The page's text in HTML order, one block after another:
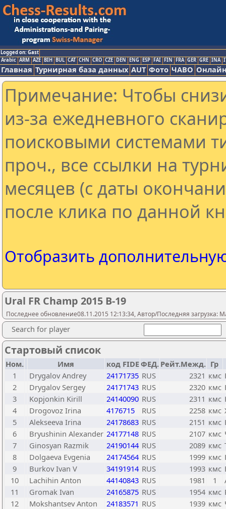
Logged on: Gast
Arabic ARM AZE BIH BUL CAT CHN CRO CZE DEN ENG ESP FAI FIN FRA GER GRE INA
Главная Турнирная база данных AUT Фото ЧАВО
Примечание: Чтобы
из-за ежедневного
поисковыми системами
проч., все ссылки на
месяцев (с даты
после клика по данной
Отобразить
Ural FR Champ 2015 B-19
Последнее обновление08.11.2015 12:13:34, Автор/Последняя загрузка:
Search for player
Стартовый список
Ном. Имя код FIDEФЕД. Рейт.Межд. Гр
1
Drygalov Andrey 24171735 RUS 2321 кмс
2
Drygalov Sergey 24171743 RUS 2320 кмс
3
Kopjonkin Kirill 24140090 RUS 2311 кмс
4
Drogovoz Irina 4176715 RUS 2258 кмс
5
Alekseeva Irina 24178683 RUS 2151 кмс
6
Bryushinin Alexander 24177148 RUS 2107 кмс
7
Ginosyan Razmik 24190144 RUS 2089 кмс
8
Dolgaeva Evgenia 24174564 RUS 1999 кмс
9
Burkov Ivan V 34191914 RUS 1993 кмс
10
Lachihin Anton 44140843 RUS 1981 1
11
Gromak Ivan 24165875 RUS 1954 кмс
12
Mokshantsev Anton 24183571 RUS 1939 кмс